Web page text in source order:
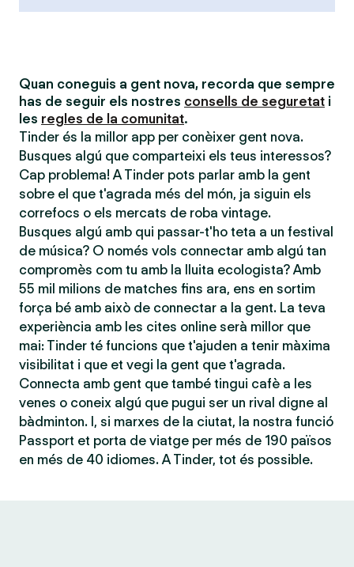
Quan coneguis a gent nova, recorda que sempre
has de seguir els nostres consells de seguretat i
les regles de la comunitat.
Tinder és la millor app per conèixer gent nova.
Busques algú que comparteixi els teus interessos?
Cap problema! A Tinder pots parlar amb la gent
sobre el que t'agrada més del món, ja siguin els
correfocs o els mercats de roba vintage.
Busques algú amb qui passar-t'ho teta a un festival
de música? O només vols connectar amb algú tan
compromès com tu amb la lluita ecologista? Amb
55 mil milions de matches fins ara, ens en sortim
força bé amb això de connectar a la gent. La teva
experiència amb les cites online serà millor que
mai: Tinder té funcions que t'ajuden a tenir màxima
visibilitat i que et vegi la gent que t'agrada.
Connecta amb gent que també tingui cafè a les
venes o coneix algú que pugui ser un rival digne al
bàdminton. I, si marxes de la ciutat, la nostra funció
Passport et porta de viatge per més de 190 països
en més de 40 idiomes. A Tinder, tot és possible.